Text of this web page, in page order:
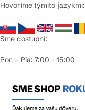
Hovoríme týmito jazykmi:
Sme dostupní:
Pon – Pia: 7:00 – 15:00